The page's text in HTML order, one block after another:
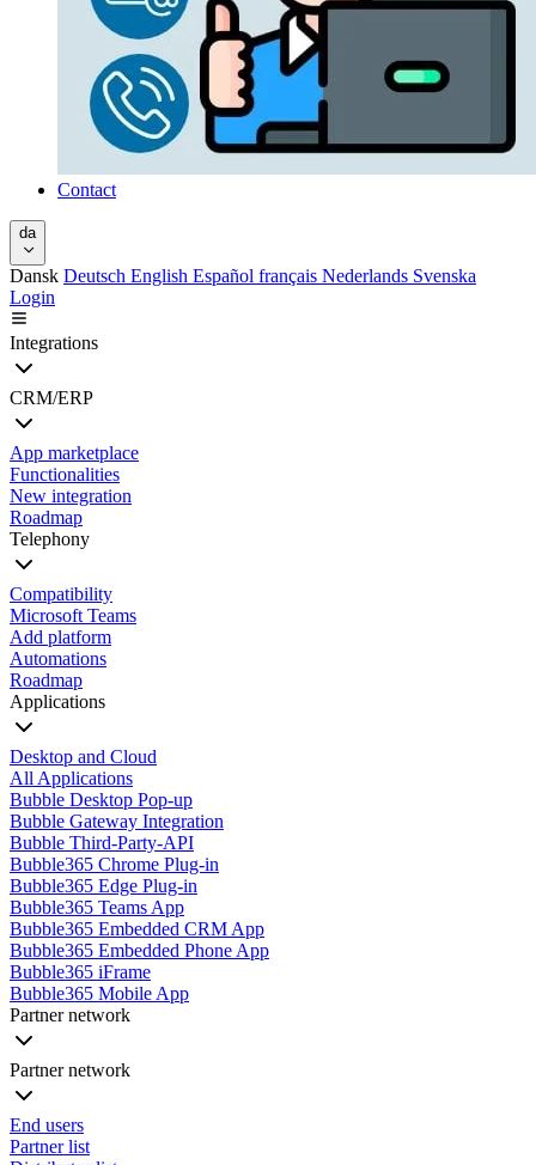
Contact
da
Dansk Deutsch English Español français Nederlands Svenska
Login
Integrations
CRM/ERP
App marketplace
Functionalities
New integration
Roadmap
Telephony
Compatibility
Microsoft Teams
Add platform
Automations
Roadmap
Applications
Desktop and Cloud
All Applications
Bubble Desktop Pop-up
Bubble Gateway Integration
Bubble Third-Party-API
Bubble365 Chrome Plug-in
Bubble365 Edge Plug-in
Bubble365 Teams App
Bubble365 Embedded CRM App
Bubble365 Embedded Phone App
Bubble365 iFrame
Bubble365 Mobile App
Partner network
Partner network
End users
Partner list